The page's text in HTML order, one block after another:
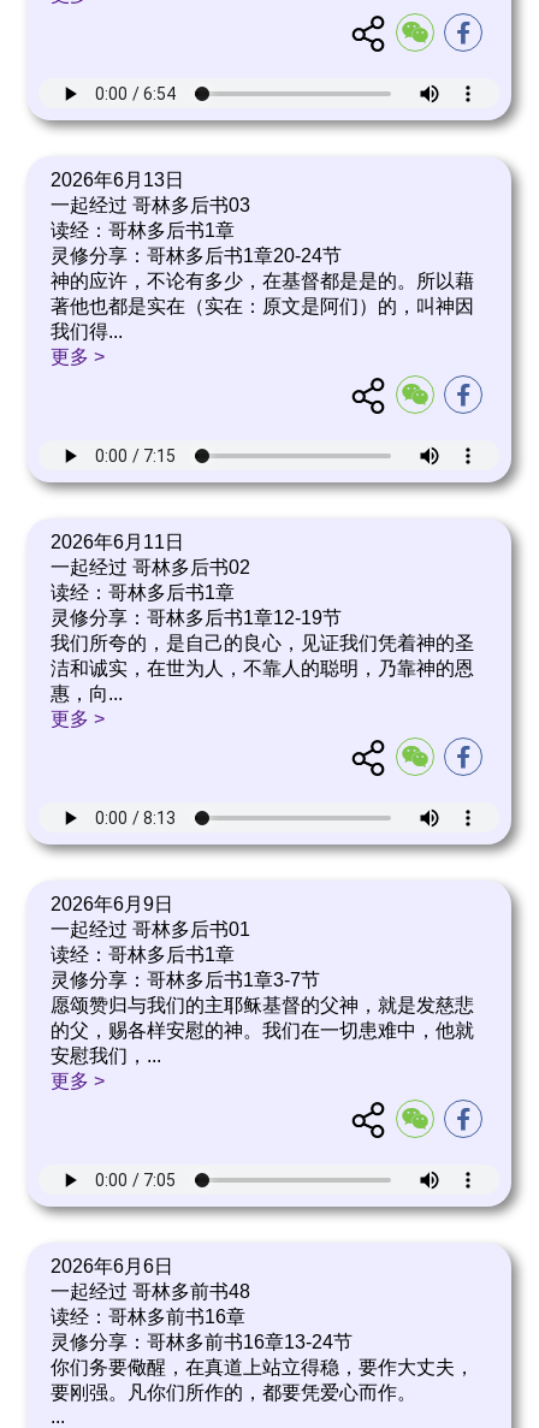
2026年6月13日
一起经过 哥林多后书03
读经：哥林多后书1章
灵修分享：哥林多后书1章20-24节
神的应许，不论有多少，在基督都是是的。所以藉
著他也都是实在（实在：原文是阿们）的，叫神因
我们得...
更多 >
2026年6月11日
一起经过 哥林多后书02
读经：哥林多后书1章
灵修分享：哥林多后书1章12-19节
我们所夸的，是自己的良心，见证我们凭着神的圣
洁和诚实，在世为人，不靠人的聪明，乃靠神的恩
惠，向...
更多 >
2026年6月9日
一起经过 哥林多后书01
读经：哥林多后书1章
灵修分享：哥林多后书1章3-7节
愿颂赞归与我们的主耶稣基督的父神，就是发慈悲
的父，赐各样安慰的神。我们在一切患难中，他就
安慰我们， ...
更多 >
2026年6月6日
一起经过 哥林多前书48
读经：哥林多前书16章
灵修分享：哥林多前书16章13-24节
你们务要儆醒，在真道上站立得稳，要作大丈夫，
要刚强。凡你们所作的，都要凭爱心而作。
...